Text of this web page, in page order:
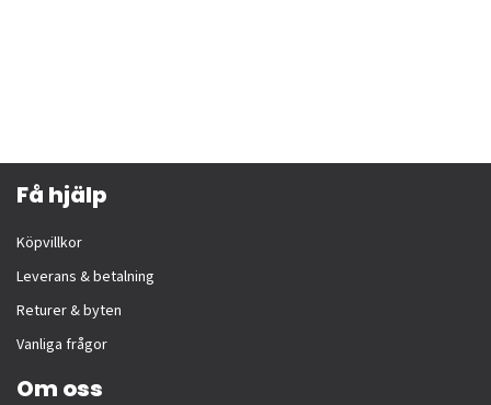
Få hjälp
Köpvillkor
Leverans & betalning
Returer & byten
Vanliga frågor
Om oss